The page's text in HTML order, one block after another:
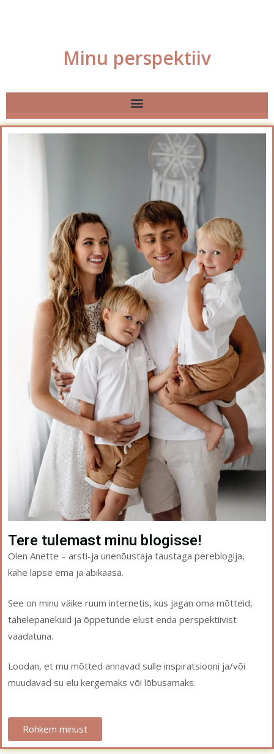
Minu perspektiiv
Tere tulemast minu blogisse!
Olen Anette – arsti-ja unenõustaja taustaga pereblogija,
kahe lapse ema ja abikaasa.
See on minu väike ruum internetis, kus jagan oma mõtteid,
tähelepanekuid ja õppetunde elust enda perspektiivist
vaadatuna.
Loodan, et mu mõtted annavad sulle inspiratsiooni ja/või
muudavad su elu kergemaks või lõbusamaks.
Rohkem minust